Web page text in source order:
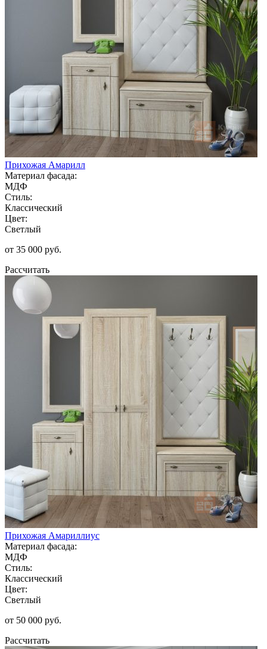
Прихожая Амарилл
Материал фасада:
МДФ
Стиль:
Классический
Цвет:
Светлый
от 35 000 руб.
Рассчитать
Прихожая Амариллиус
Материал фасада:
МДФ
Стиль:
Классический
Цвет:
Светлый
от 50 000 руб.
Рассчитать